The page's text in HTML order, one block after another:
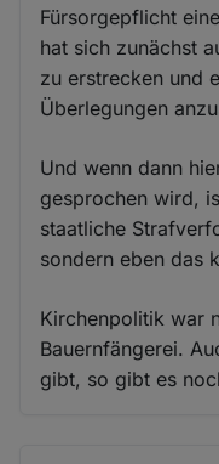
Fürsorgepflicht
hat sich zunächst
zu erstrecken und
Überlegungen
Und wenn dann
gesprochen wird,
staatliche
sondern eben das
Kirchenpolitik war
Bauernfängerei.
gibt, so gibt es